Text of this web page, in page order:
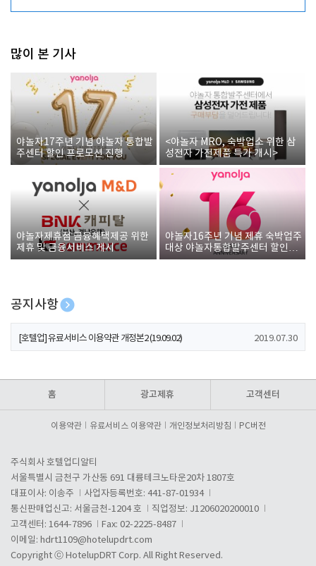
많이 본 기사
야놀자17주년 기념 야놀자 통합발
주센터 할인 프로모션 진행
<야놀자 MRO, 숙박업소 위한 삼
성전자 가전제품 특가 개시>
야놀자제휴점 금융혜택제공 위한
제휴 및 금융서비스 게시
야놀자16주년 기념 제휴 숙박업주
대상 야놀자통합발주센터 할인쿠
폰 증정
공지사항
[호텔업] 개인정보 처리방침 개정본1 (19.09.02)
[호텔업] 유료서비스 이용약관 개정본2 (19.09.02) 2019.07.30
홈 광고제휴 고객센터
이용약관 유료서비스 이용약관 개인정보처리방침 PC버전
주식회사 호텔업디알티
서울특별시 금천구 가산동 691 대륭테크노타운20차 1807호
대표이사: 이송주
사업자등록번호: 441-87-01934
통신판매업신고: 서울금천-1204 호
직업정보: J1206020200010
고객센터: 1644-7896
Fax: 02-2225-8487
이메일: hdrt1109@hotelupdrt.com
Copyright ⓒ HotelupDRT Corp. All Right Reserved.